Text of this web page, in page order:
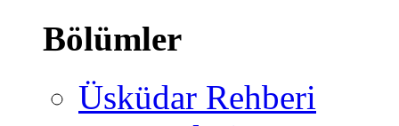
Bölümler
Üsküdar Rehberi